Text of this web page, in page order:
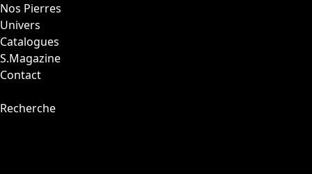
Nos Pierres
Univers
Catalogues
S.Magazine
Contact
Recherche